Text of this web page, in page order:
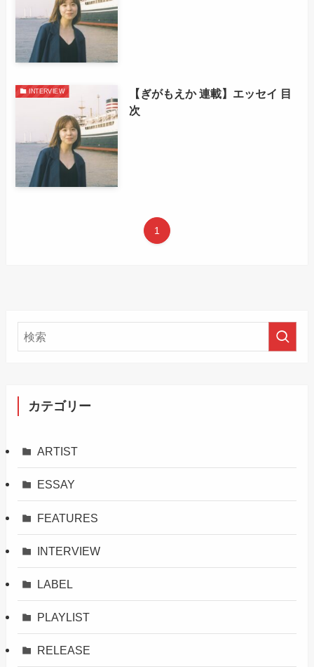
INTERVIEW
【ぎがもえか 連載】エッセイ 目
次
1
カテゴリー
ARTIST
ESSAY
FEATURES
INTERVIEW
LABEL
PLAYLIST
RELEASE